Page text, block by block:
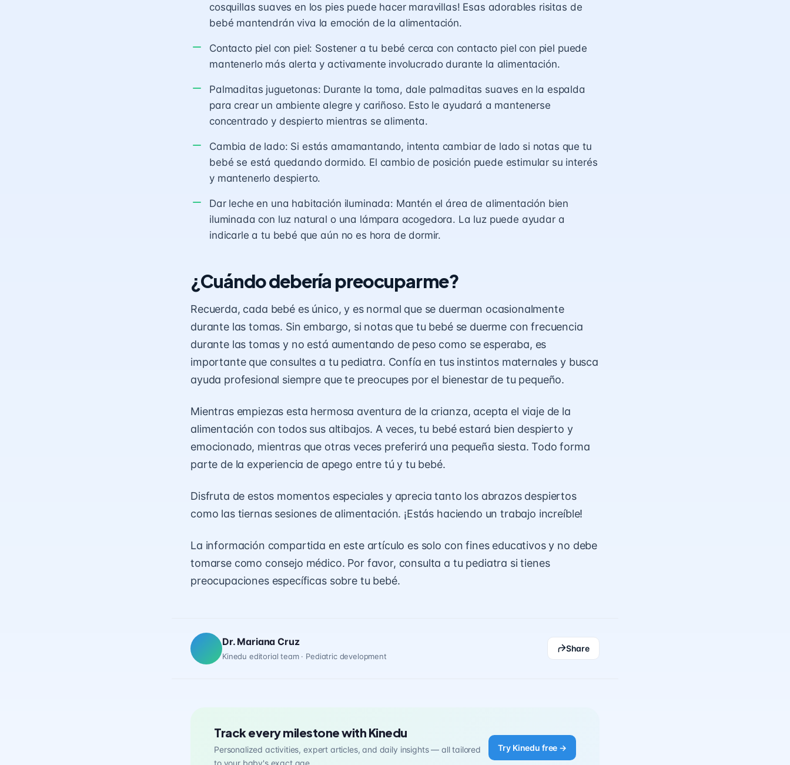
cosquillas suaves en los pies puede hacer maravillas! Esas adorables risitas de
bebé mantendrán viva la emoción de la alimentación.
Contacto piel con piel: Sostener a tu bebé cerca con contacto piel con piel puede
mantenerlo más alerta y activamente involucrado durante la alimentación.
Palmaditas juguetonas: Durante la toma, dale palmaditas suaves en la espalda
para crear un ambiente alegre y cariñoso. Esto le ayudará a mantenerse
concentrado y despierto mientras se alimenta.
Cambia de lado: Si estás amamantando, intenta cambiar de lado si notas que tu
bebé se está quedando dormido. El cambio de posición puede estimular su interés
y mantenerlo despierto.
Dar leche en una habitación iluminada: Mantén el área de alimentación bien
iluminada con luz natural o una lámpara acogedora. La luz puede ayudar a
indicarle a tu bebé que aún no es hora de dormir.
¿Cuándo debería preocuparme?
Recuerda, cada bebé es único, y es normal que se duerman ocasionalmente
durante las tomas. Sin embargo, si notas que tu bebé se duerme con frecuencia
durante las tomas y no está aumentando de peso como se esperaba, es
importante que consultes a tu pediatra. Confía en tus instintos maternales y busca
ayuda profesional siempre que te preocupes por el bienestar de tu pequeño.
Mientras empiezas esta hermosa aventura de la crianza, acepta el viaje de la
alimentación con todos sus altibajos. A veces, tu bebé estará bien despierto y
emocionado, mientras que otras veces preferirá una pequeña siesta. Todo forma
parte de la experiencia de apego entre tú y tu bebé.
Disfruta de estos momentos especiales y aprecia tanto los abrazos despiertos
como las tiernas sesiones de alimentación. ¡Estás haciendo un trabajo increíble!
La información compartida en este artículo es solo con fines educativos y no debe
tomarse como consejo médico. Por favor, consulta a tu pediatra si tienes
preocupaciones específicas sobre tu bebé.
Dr. Mariana Cruz
Kinedu editorial team · Pediatric development
Share
Track every milestone with Kinedu
Personalized activities, expert articles, and daily insights — all tailored
to your baby's exact age.
Try Kinedu free →